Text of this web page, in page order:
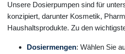
Unsere Dosierpumpen sind für
konzipiert, darunter Kosmetik,
Haushaltsprodukte. Zu den
Dosiermengen: Wählen Sie